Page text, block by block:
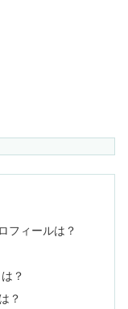
フィールは？
？
？